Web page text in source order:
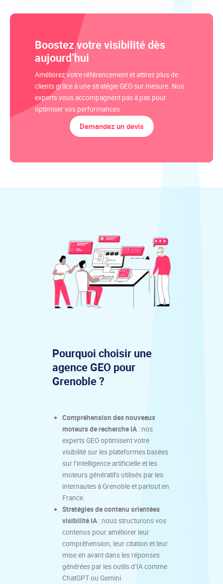
Boostez votre visibilité dès
aujourd’hui
Améliorez votre référencement et attirez plus de
clients grâce à une stratégie GEO sur mesure. Nos
experts vous accompagnent pas à pas pour
optimiser vos performances.
Demandez un devis
Pourquoi choisir une
agence GEO pour
Grenoble ?
Compréhension des nouveaux
moteurs de recherche IA: nos
experts GEO optimisent votre
visibilité sur les plateformes basées
sur l’intelligence artificielle et les
moteurs génératifs utilisés par les
internautes à Grenoble et partout en
France.
Stratégies de contenu orientées
visibilité IA: nous structurons vos
contenus pour améliorer leur
compréhension, leur citation et leur
mise en avant dans les réponses
générées par les outils d’IA comme
ChatGPT ou Gemini.